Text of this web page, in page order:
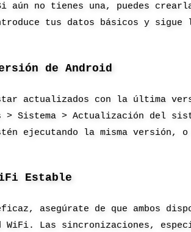
no tienes una, puedes
tus datos básicos y sigue
de Android
actualizados con la última
Sistema > Actualización del
ejecutando la misma versión, o
Estable
asegúrate de que ambos
WiFi. Las sincronizaciones,